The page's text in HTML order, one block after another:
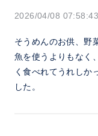
2026/04/08 07:58:43
そうめんのお供、野
魚を使うよりもなく
く食べれてうれしか
した。